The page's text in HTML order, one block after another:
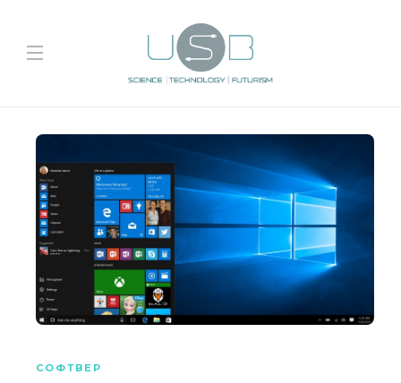
СОФТВЕР